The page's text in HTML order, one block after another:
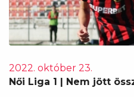
2022. október 23.
Női Liga 1 | Nem jött